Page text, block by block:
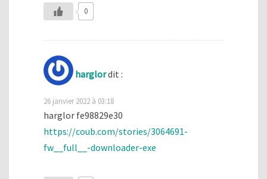
0
harglordit :
26 janvier 2022 à 03:18
harglor fe98829e30
https://coub.com/stories/3064691-
fw__full__-downloader-exe